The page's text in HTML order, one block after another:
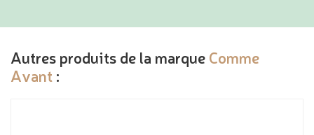
Autres produits de la marque Comme
Avant :